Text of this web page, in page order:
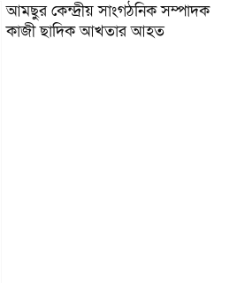
আমছুর কেন্দ্রীয় সাংগঠনিক সম্পাদক
কাজী ছাদিক আখতার আহত